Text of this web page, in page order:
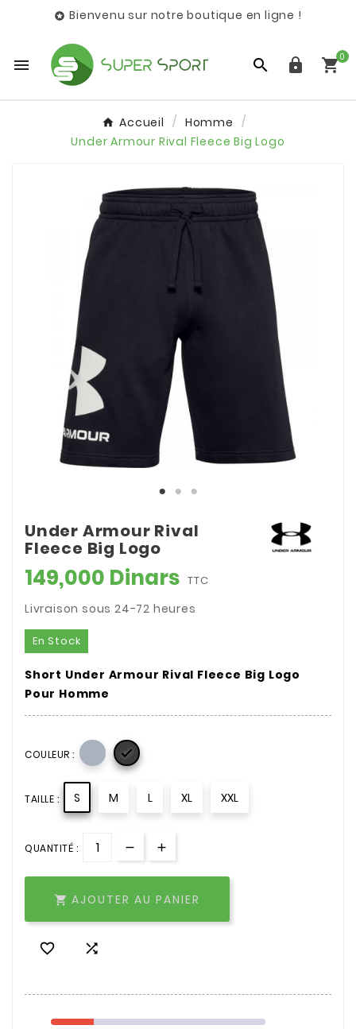
 Bienvenu sur notre boutique en ligne !
   0
Accueil
Homme
Under Armour Rival Fleece Big Logo
Under Armour Rival
Fleece Big Logo
149,000 Dinars TTC
Livraison sous 24-72 heures
En Stock
Short Under Armour Rival Fleece Big Logo
Pour Homme
COULEUR : 
TAILLE : S M L XL XXL
QUANTITÉ :
 AJOUTER AU PANIER
 